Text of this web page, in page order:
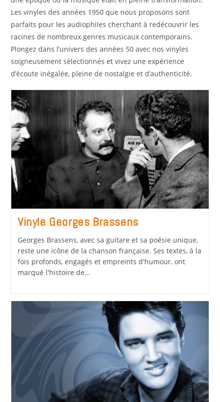
Les vinyles des années 1950 que nous proposons sont
parfaits pour les audiophiles cherchant à redécouvrir les
racines de nombreux genres musicaux contemporains.
Plongez dans l’univers des années 50 avec nos vinyles
soigneusement sélectionnés et vivez une expérience
d’écoute inégalée, pleine de nostalgie et d’authenticité.
Vinyle Georges Brassens
Georges Brassens, avec sa guitare et sa poésie unique,
reste une icône de la chanson française. Ses textes, à la
fois profonds, engagés et empreints d'humour, ont
marqué l'histoire de…